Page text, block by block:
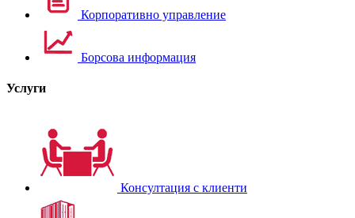
Корпоративно управление
Борсова информация
Услуги
Консултация с клиенти